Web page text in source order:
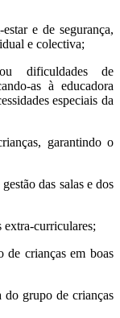
e de segurança,
e colectiva;
dificuldades de
as à educadora
especiais da
garantindo o
das salas e dos
extra-curriculares;
de crianças em boas
do grupo de crianças